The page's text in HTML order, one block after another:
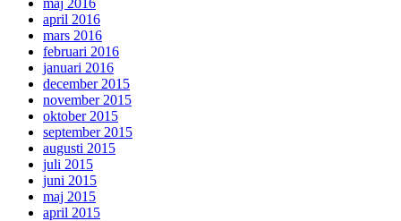
maj 2016
april 2016
mars 2016
februari 2016
januari 2016
december 2015
november 2015
oktober 2015
september 2015
augusti 2015
juli 2015
juni 2015
maj 2015
april 2015